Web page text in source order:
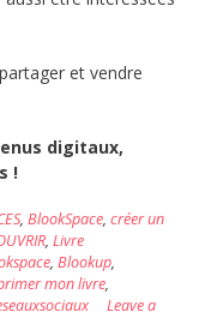
et vendre
digitaux,
!
, BlookSpace, créer un
, Livre
, Blookup,
mon livre,
Leave a